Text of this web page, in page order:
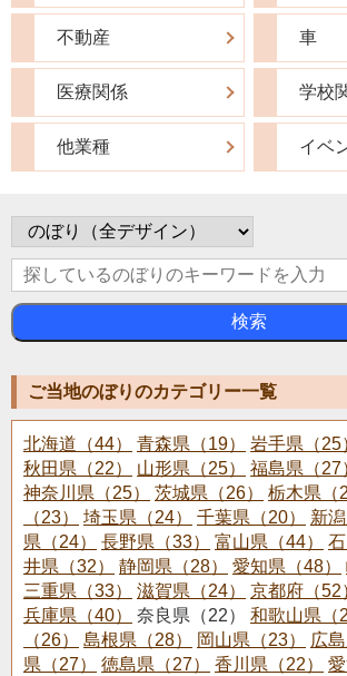
不動産
医療関係
他業種
車
学校
イベ
検索
ご当地のぼりのカテゴリー一覧
北海道（44） 青森県（19） 岩手県（25
秋田県（22）
山形県（25） 福島県（27
神奈川県（25）
茨城県（26） 栃木県（
（23）
埼玉県（24） 千葉県（20） 新
県（24）
長野県（33） 富山県（44）
井県（32）
静岡県（28） 愛知県（48）
三重県（33）
滋賀県（24） 京都府（52
兵庫県（40）
奈良県（22） 和歌山県（
（26）
島根県（28） 岡山県（23） 広
県（27）
徳島県（27） 香川県（22）